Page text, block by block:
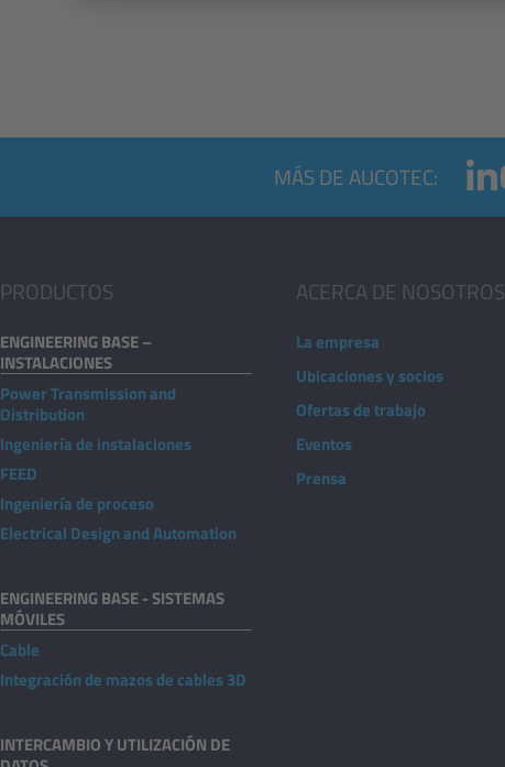
MÁS DE AUCOTEC:
PRODUCTOS
ENGINEERING BASE –
INSTALACIONES
Power Transmission and
Distribution
Ingeniería de instalaciones
FEED
Ingeniería de proceso
Electrical Design and Automation
ENGINEERING BASE - SISTEMAS
MÓVILES
Cable
Integración de mazos de cables 3D
INTERCAMBIO Y UTILIZACIÓN DE
ACERCA DE NOSOTROS
La empresa
Ubicaciones y socios
Ofertas de trabajo
Eventos
Prensa